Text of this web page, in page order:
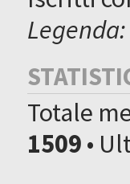
Legenda:
Totale
1509•